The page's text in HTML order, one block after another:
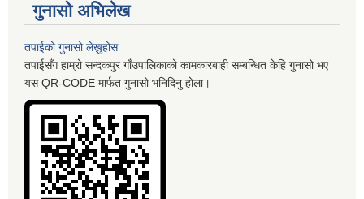
गुनासो अभिलेख
तपाईको गुनासो लेख्नुहोस
तपाईसँग हाम्रो सन्दकपुर गाँउपालिकाको कामकारबाही सम्बन्धित केहि गुनासो भए
यस QR-CODE मार्फत गुनासो भनिदिनु होला।